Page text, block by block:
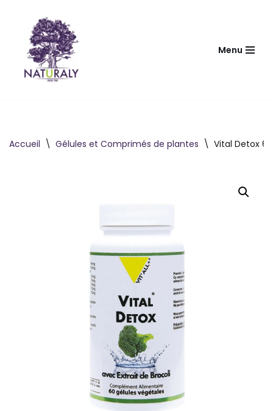
contenu
Menu
Accueil \ Gélules et Comprimés de plantes \ Vital Detox